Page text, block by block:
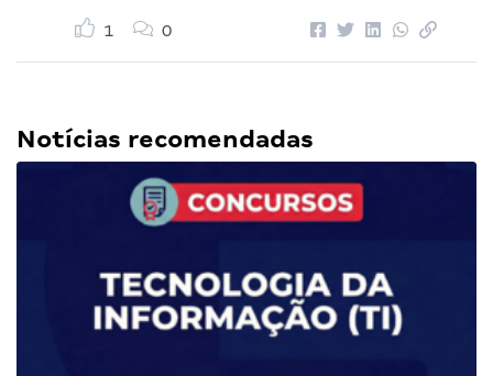
1 0
Notícias recomendadas